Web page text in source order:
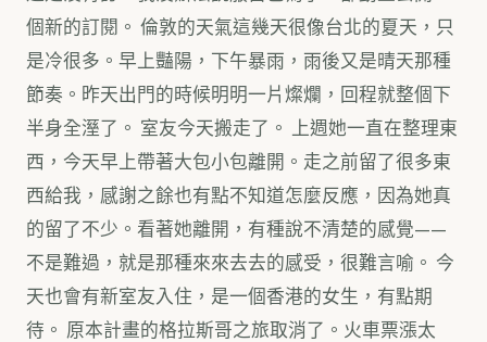
個新的訂閱。 倫敦的天氣這幾天很像台北的夏天，只
是冷很多。早上豔陽，下午暴雨，雨後又是晴天那種
節奏。昨天出門的時候明明一片燦爛，回程就整個下
半身全溼了。 室友今天搬走了。 上週她一直在整理東
西，今天早上帶著大包小包離開。走之前留了很多東
西給我，感謝之餘也有點不知道怎麼反應，因為她真
的留了不少。看著她離開，有種說不清楚的感覺——
不是難過，就是那種來來去去的感受，很難言喻。 今
天也會有新室友入住，是一個香港的女生，有點期
待。 原本計畫的格拉斯哥之旅取消了。火車票漲太